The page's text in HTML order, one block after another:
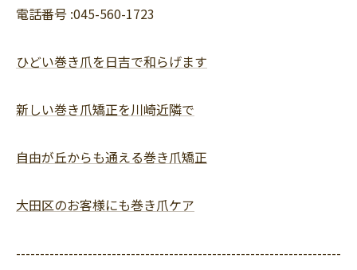
電話番号 :045-560-1723
ひどい巻き爪を日吉で和らげます
新しい巻き爪矯正を川崎近隣で
自由が丘からも通える巻き爪矯正
大田区のお客様にも巻き爪ケア
--------------------------------------------------------------------